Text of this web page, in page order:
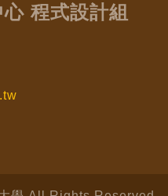
程式設計組